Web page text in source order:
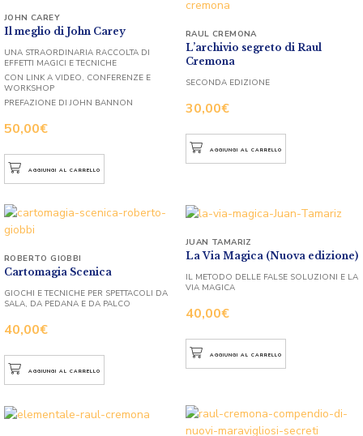
Il meglio di John Carey
50,00€
JOHN CAREY
UNA STRAORDINARIA RACCOLTA DI
EFFETTI MAGICI E TECNICHE
CON LINK A VIDEO, CONFERENZE E
WORKSHOP
PREFAZIONE DI JOHN BANNON
AGGIUNGI AL CARRELLO
L’archivio segreto di Raul
Cremona
30,00€
RAUL CREMONA
SECONDA EDIZIONE
AGGIUNGI AL CARRELLO
Cartomagia Scenica
40,00€
ROBERTO GIOBBI
GIOCHI E TECNICHE PER SPETTACOLI DA
SALA, DA PEDANA E DA PALCO
AGGIUNGI AL CARRELLO
La Via Magica (Nuova edizione)
40,00€
JUAN TAMARIZ
IL METODO DELLE FALSE SOLUZIONI E LA
VIA MAGICA
AGGIUNGI AL CARRELLO